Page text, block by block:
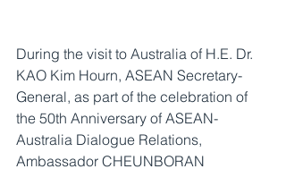
During the visit to Australia of H.E. Dr.
KAO Kim Hourn, ASEAN Secretary-
General, as part of the celebration of
the 50th Anniversary of ASEAN-
Australia Dialogue Relations,
Ambassador CHEUNBORAN